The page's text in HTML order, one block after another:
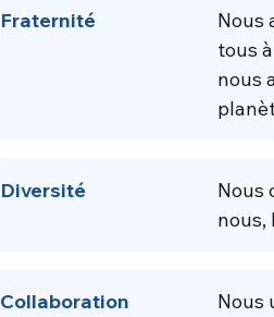
Fraternité
Nous
tous
nous
Diversité
Nous
nous,
Collaboration
Nous